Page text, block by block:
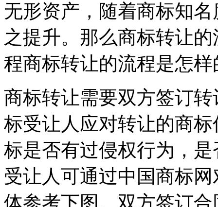
无形资产，随着商标知
之提升。那么商标转让
程商标转让的流程是怎
商标转让需要双方签订
标受让人应对转让的商
标是否有过侵权行为，
受让人可通过中国商标
体参考下图。双方签订